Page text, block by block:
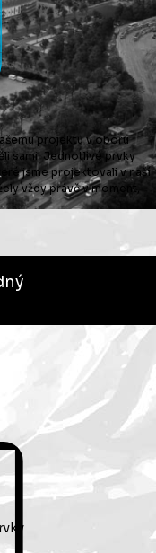
projektu v oboru
sami. Jednotlivé prvky
jsme projektovali v naší
vždy právě v moment,